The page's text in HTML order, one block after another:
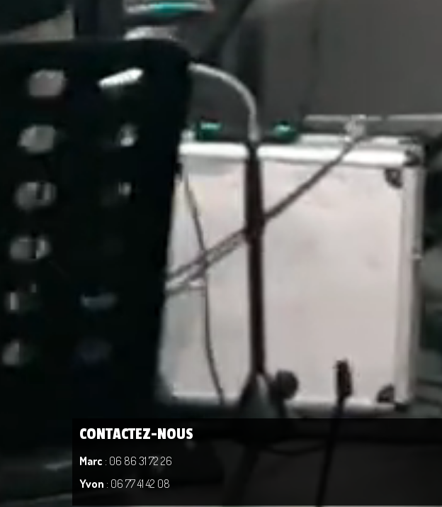
CONTACTEZ-NOUS
Marc : 06 86 31 72 26
Yvon : 06 77 41 42 08